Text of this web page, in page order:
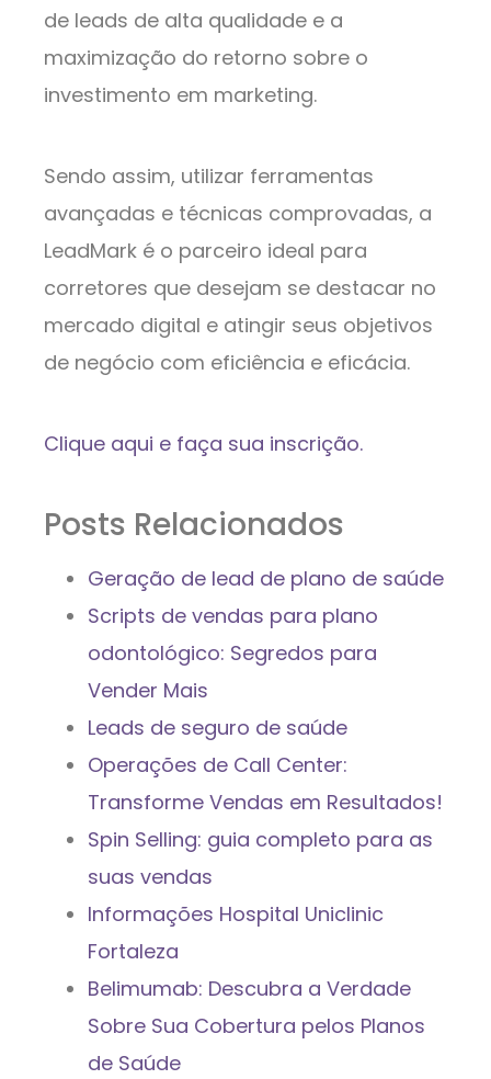
de leads de alta qualidade e a
maximização do retorno sobre o
investimento em marketing.
Sendo assim, utilizar ferramentas
avançadas e técnicas comprovadas, a
LeadMark é o parceiro ideal para
corretores que desejam se destacar no
mercado digital e atingir seus objetivos
de negócio com eficiência e eficácia.
Clique aqui e faça sua inscrição.
Posts Relacionados
Geração de lead de plano de saúde
Scripts de vendas para plano
odontológico: Segredos para
Vender Mais
Leads de seguro de saúde
Operações de Call Center:
Transforme Vendas em Resultados!
Spin Selling: guia completo para as
suas vendas
Informações Hospital Uniclinic
Fortaleza
Belimumab: Descubra a Verdade
Sobre Sua Cobertura pelos Planos
de Saúde